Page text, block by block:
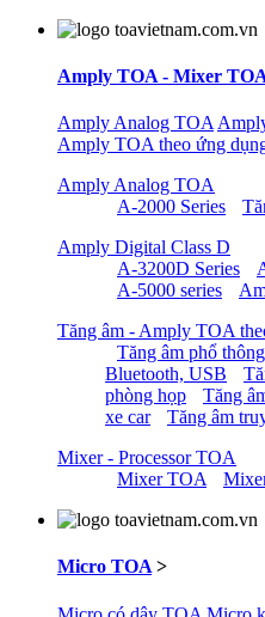
Amply TOA - Mixer
Amply Analog TOA
Amply TOA theo ứng
Amply Analog TOA
A-2000 Series
Amply Digital Class D
A-3200D Series
A-5000 series
Tăng âm - Amply TOA
Tăng âm phổ thông
Bluetooth, USB
phòng họp
Tăng
xe car
Tăng âm
Mixer - Processor TOA
Mixer TOA
Micro TOA >